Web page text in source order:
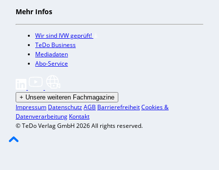
Mehr Infos
Wir sind IVW geprüft!
TeDo Business
Mediadaten
Abo-Service
+ Unsere weiteren Fachmagazine
Impressum DatenschutzAGB BarrierefreiheitCookies &
Datenverarbeitung Kontakt
© TeDo Verlag GmbH 2026 All rights reserved.